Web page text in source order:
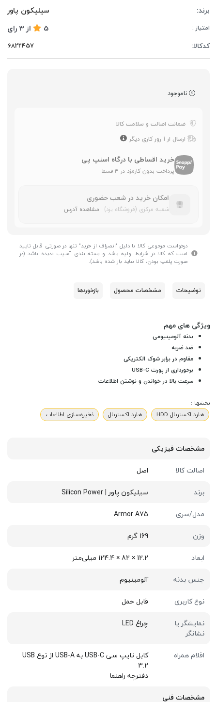
برند: سیلیکون پاور
امتیاز : 5 از 3رای
کدکالا:
ناموجود
ضمانت اصالت و سلامت کالا
ارسال از 1 روز کاری دیگر
خرید اقساطی با درگاه اسنپ پی
پرداخت بدون کارمزد در ۴ قسط
امکان خرید در شعب حضوری
شعبه مرکزی (فروشگاه یزد) مشاهده آدرس
درخواست مرجوعی کالا با دلیل "انصراف از خرید" تنها در صورتی قابل تایید
است که کالا در شرایط اولیه باشد و بسته بندی آسیب ندیده باشد (در
صورت پلمپ بودن، کالا نباید باز شده باشد).
توضیحات مشخصات محصول بازخوردها
ویژگی های مهم
بدنه آلومینیومی
ضد ضربه
مقاوم در برابر شوک الکتریکی
برخورداری از پورت USB-C
سرعت بالا در خواندن و نوشتن اطلاعات
بخشها :
هارد اکسترنال HDD
هارد اکسترنال ذخیره‌سازی اطلاعات
مشخصات فیزیکی
اصالت کالا
اصل
برند
سیلیکون پاور | Silicon Power
مدل/سری
Armor A75
وزن
169 گرم
ابعاد
12.2 × 82 × 124.4 میلی‌متر
جنس بدنه
آلومینیوم
نوع کاربری
قابل حمل
نمایشگر یا
نشانگر
چراغ LED
اقلام همراه
کابل تایپ سی USB-C به USB-A از نوع USB
3.2
دفترچه راهنما
مشخصات فنی